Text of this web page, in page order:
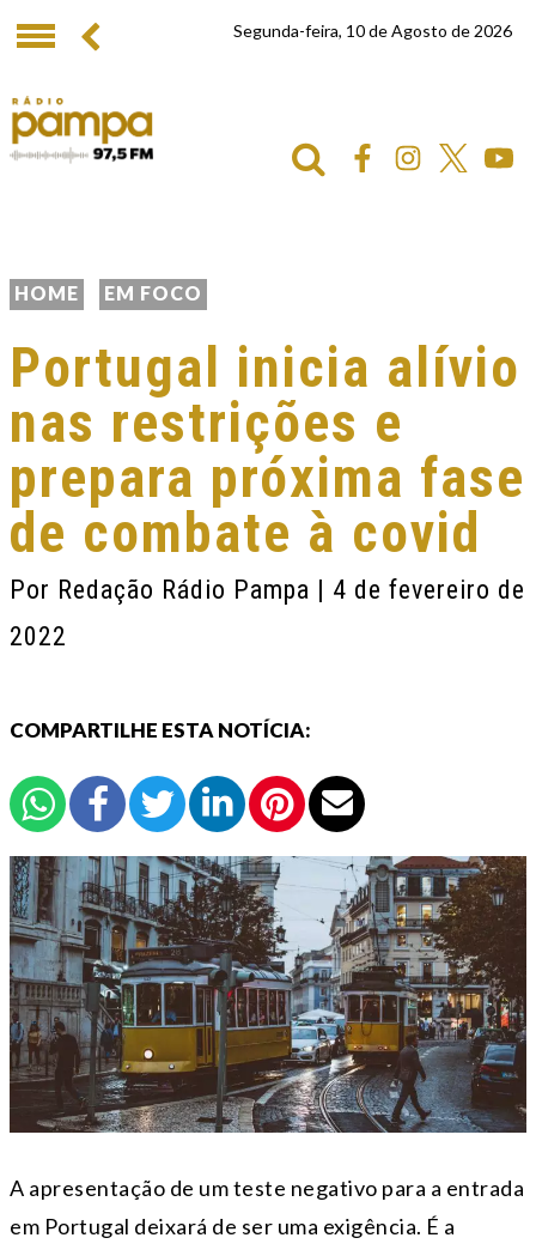
Segunda-feira, 10 de Agosto de 2026
HOME EM FOCO
Portugal inicia alívio
nas restrições e
prepara próxima fase
de combate à covid
Por Redação Rádio Pampa | 4 de fevereiro de
2022
COMPARTILHE ESTA NOTÍCIA:
A apresentação de um teste negativo para a entrada
em Portugal deixará de ser uma exigência. É a